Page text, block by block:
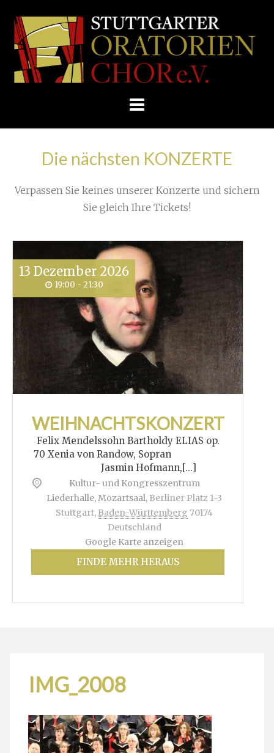
Skip
E.V.
Home Konzert
Die nächsten KONZERTE
Verpassen Sie keines unserer Konzerte und sichern
Sie gleich Ihre Tickets!
13 Dezember 2026
19:00 - 21:30
WEIHNACHTSKONZERT
Felix Mendelssohn Bartholdy ELIAS op.
70 Xenia von Randow, Sopran
Jasmin Hofmann,[...]
Kultur- und Kongresszentrum
Liederhalle, Mozartsaal, Berliner Platz 1-3
Stuttgart, Baden-Württemberg 70174
Deutschland
Google Karte anzeigen
FINDE MEHR HERAUS
IMG_2008